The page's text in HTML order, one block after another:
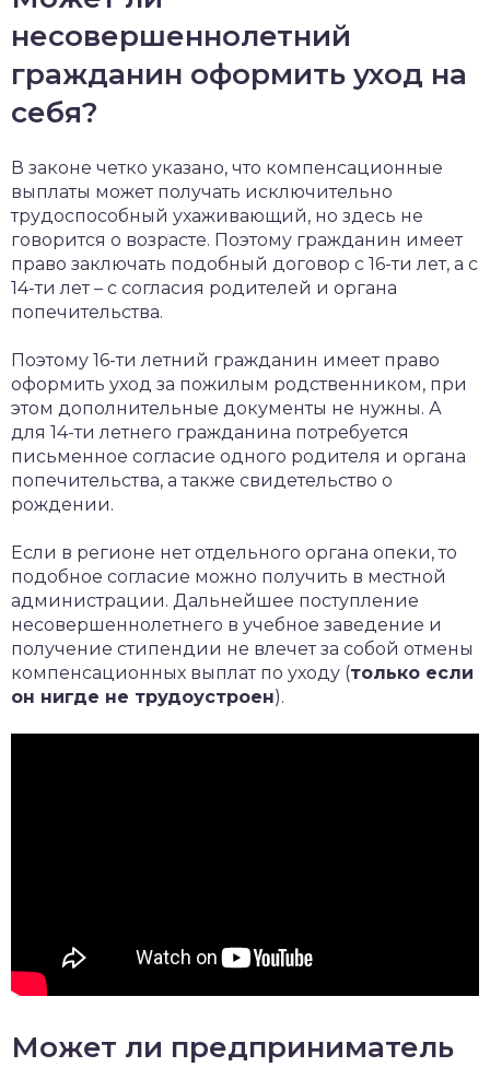
несовершеннолетний
гражданин оформить уход на
себя?
В законе четко указано, что компенсационные
выплаты может получать исключительно
трудоспособный ухаживающий, но здесь не
говорится о возрасте. Поэтому гражданин имеет
право заключать подобный договор с 16-ти лет, а с
14-ти лет – с согласия родителей и органа
попечительства.
Поэтому 16-ти летний гражданин имеет право
оформить уход за пожилым родственником, при
этом дополнительные документы не нужны. А
для 14-ти летнего гражданина потребуется
письменное согласие одного родителя и органа
попечительства, а также свидетельство о
рождении.
Если в регионе нет отдельного органа опеки, то
подобное согласие можно получить в местной
администрации. Дальнейшее поступление
несовершеннолетнего в учебное заведение и
получение стипендии не влечет за собой отмены
компенсационных выплат по уходу (только если
он нигде не трудоустроен).
Может ли предприниматель